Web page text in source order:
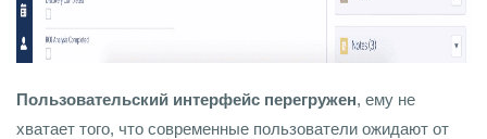
Пользовательский интерфейс перегружен, ему не
хватает того, что современные пользователи ожидают от